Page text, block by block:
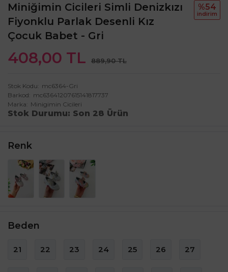
Miniğimin Cicileri Simli Denizkızı
Fiyonklu Parlak Desenli Kız
Çocuk Babet - Gri
408,00 TL 889,90 TL
%54
i̇ndi̇ri̇m
Stok Kodu
mc6364-Gri
Barkod
mc63641207615141817737
Marka
Minigimin Cicileri
Stok Durumu Son 28 Ürün
Renk
Beden
21 22 23 24 25 26 27